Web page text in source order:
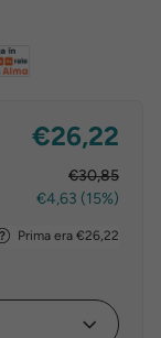
€26,22
€30,85
€4,63 (15%)
Prima era €26,22